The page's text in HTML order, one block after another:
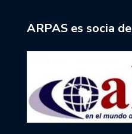
ARPAS es socia de